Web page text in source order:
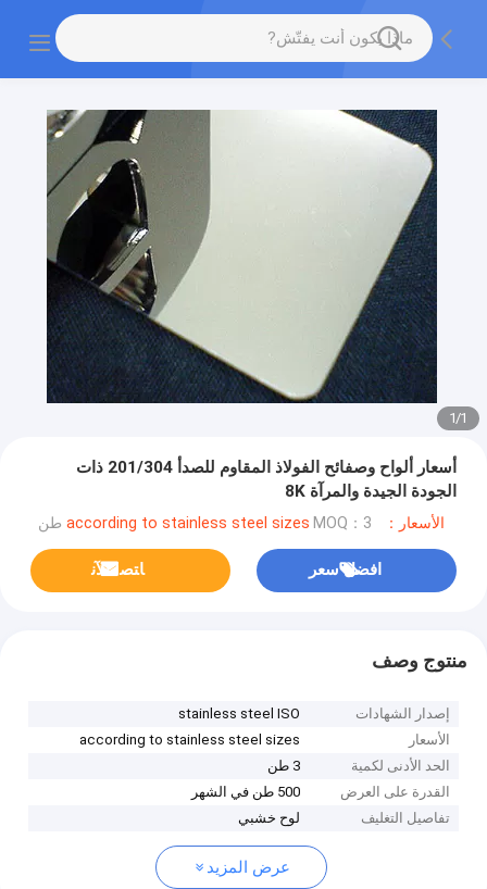
1
/
1
أسعار ألواح وصفائح الفولاذ المقاوم للصدأ 201/304 ذات
الجودة الجيدة والمرآة 8K
الأسعار：according to stainless steel sizes MOQ：3 طن
افضل سعر ﺎﺘﺼﻟ ﺍﻶﻧ
منتوج وصف
إصدار الشهادات
stainless steel ISO
الأسعار
according to stainless steel sizes
الحد الأدنى لكمية
3 طن
القدرة على العرض
500 طن في الشهر
تفاصيل التغليف
لوح خشبي
عرض المزيد